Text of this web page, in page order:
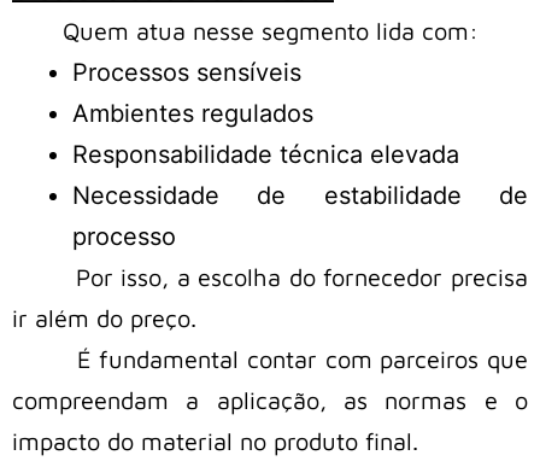
Quem atua nesse segmento lida com:
Processos sensíveis
Ambientes regulados
Responsabilidade técnica elevada
Necessidade de estabilidade de
processo
Por isso, a escolha do fornecedor precisa
ir além do preço.
É fundamental contar com parceiros que
compreendam a aplicação, as normas e o
impacto do material no produto final.